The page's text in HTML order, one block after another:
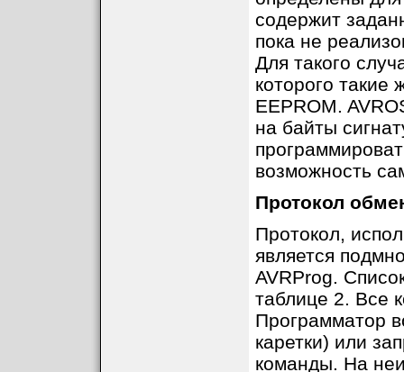
содержит
пока не
Для такого
которого
EEPROM.
на байты
возможность
Протокол
Протокол,
является
AVRProg.
таблице 2. Все
Программатор
каретки) или
команды. На